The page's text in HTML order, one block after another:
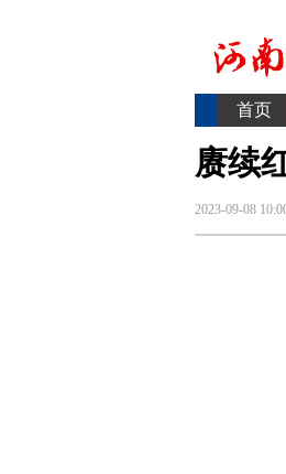
首页
赓续
2023-09-08